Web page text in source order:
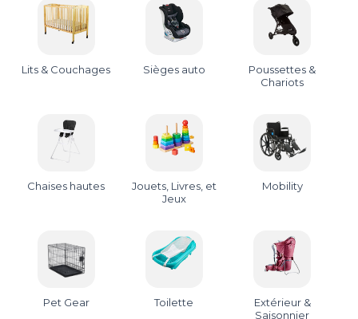
Lits & Couchages Sièges auto
Poussettes &
Chariots
Chaises hautes
Jouets, Livres, et
Jeux
Mobility
Pet Gear Toilette
Extérieur &
Saisonnier